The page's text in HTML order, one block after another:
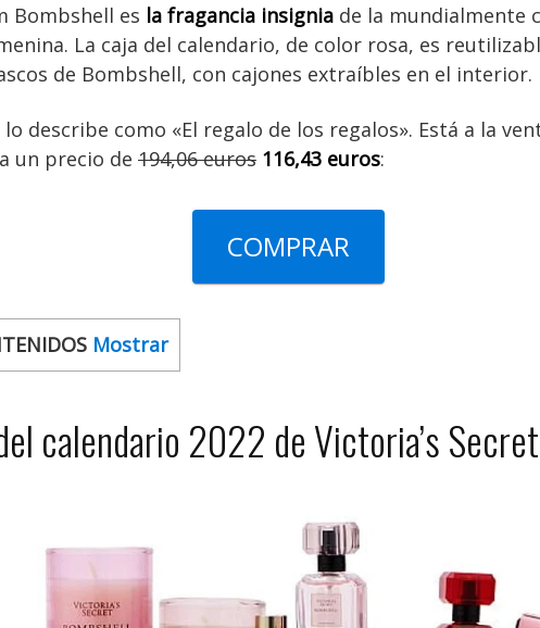
Bombshell es la fragancia insignia de la mundialmente
La caja del calendario, de color rosa, es
de Bombshell, con cajones extraíbles en el interior.
lo describe como «El regalo de los regalos». Está a la
un precio de 194,06 euros 116,43 euros:
COMPRAR
Mostrar
calendario 2022 de Victoria’s Secret